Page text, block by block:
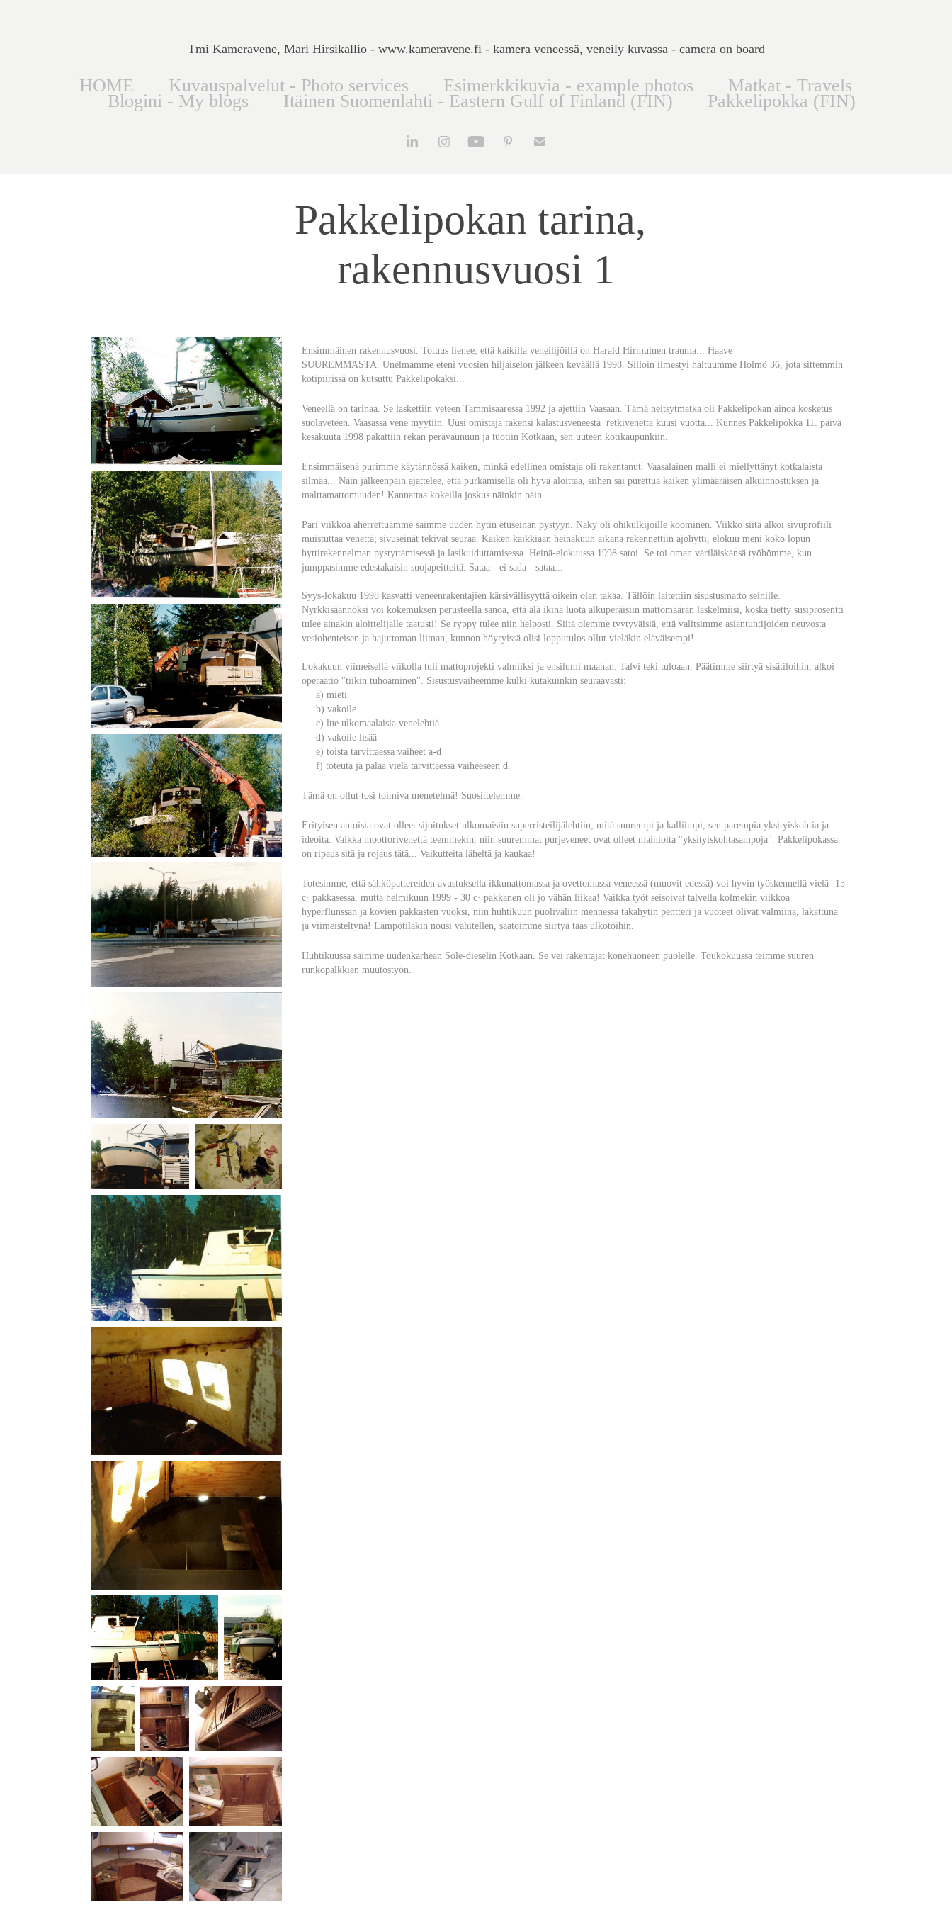
Tmi Kameravene, Mari Hirsikallio - www.kameravene.fi - kamera veneessä, veneily kuvassa - camera on board
HOME Kuvauspalvelut - Photo services Esimerkkikuvia - example photos Matkat - Travels
Blogini - My blogs Itäinen Suomenlahti - Eastern Gulf of Finland (FIN) Pakkelipokka (FIN)
Pakkelipokan tarina,
rakennusvuosi 1
Ensimmäinen rakennusvuosi. Totuus lienee, että kaikilla veneilijöillä on Harald Hirmuinen trauma... Haave
SUUREMMASTA. Unelmamme eteni vuosien hiljaiselon jälkeen keväällä 1998. Silloin ilmestyi haltuumme Holmö 36, jota sittemmin
kotipiirissä on kutsuttu Pakkelipokaksi...
Veneellä on tarinaa. Se laskettiin veteen Tammisaaressa 1992 ja ajettiin Vaasaan. Tämä neitsytmatka oli Pakkelipokan ainoa kosketus
suolaveteen. Vaasassa vene myytiin. Uusi omistaja rakensi kalastusveneestä retkivenettä kuusi vuotta... Kunnes Pakkelipokka 11. päivä
kesäkuuta 1998 pakattiin rekan perävaunuun ja tuotiin Kotkaan, sen uuteen kotikaupunkiin.
Ensimmäisenä purimme käytännössä kaiken, minkä edellinen omistaja oli rakentanut. Vaasalainen malli ei miellyttänyt kotkalaista
silmää... Näin jälkeenpäin ajattelee, että purkamisella oli hyvä aloittaa, siihen sai purettua kaiken ylimääräisen alkuinnostuksen ja
malttamattomuuden! Kannattaa kokeilla joskus näinkin päin.
Pari viikkoa aherrettuamme saimme uuden hytin etuseinän pystyyn. Näky oli ohikulkijoille koominen. Viikko siitä alkoi sivuprofiili
muistuttaa venettä; sivuseinät tekivät seuraa. Kaiken kaikkiaan heinäkuun aikana rakennettiin ajohytti, elokuu meni koko lopun
hyttirakennelman pystyttämisessä ja lasikuiduttamisessa. Heinä-elokuussa 1998 satoi. Se toi oman väriläiskänsä työhömme, kun
jumppasimme edestakaisin suojapeitteitä. Sataa - ei sada - sataa...
Syys-lokakuu 1998 kasvatti veneenrakentajien kärsivällisyyttä oikein olan takaa. Tällöin laitettiin sisustusmatto seinille.
Nyrkkisäännöksi voi kokemuksen perusteella sanoa, että älä ikinä luota alkuperäisiin mattomäärän laskelmiisi, koska tietty susiprosentti
tulee ainakin aloittelijalle taatusti! Se ryppy tulee niin helposti. Siitä olemme tyytyväisiä, että valitsimme asiantuntijoiden neuvosta
vesiohenteisen ja hajuttoman liiman, kunnon höyryissä olisi lopputulos ollut vieläkin eläväisempi!
Lokakuun viimeisellä viikolla tuli mattoprojekti valmiiksi ja ensilumi maahan. Talvi teki tuloaan. Päätimme siirtyä sisätiloihin; alkoi
operaatio "tiikin tuhoaminen". Sisustusvaiheemme kulki kutakuinkin seuraavasti:
a) mieti
b) vakoile
c) lue ulkomaalaisia venelehtiä
d) vakoile lisää
e) toista tarvittaessa vaiheet a-d
f) toteuta ja palaa vielä tarvittaessa vaiheeseen d.
Tämä on ollut tosi toimiva menetelmä! Suosittelemme.
Erityisen antoisia ovat olleet sijoitukset ulkomaisiin superristeilijälehtiin; mitä suurempi ja kalliimpi, sen parempia yksityiskohtia ja
ideoita. Vaikka moottorivenettä teemmekin, niin suuremmat purjeveneet ovat olleet mainioita "yksityiskohtasampoja". Pakkelipokassa
on ripaus sitä ja rojaus tätä... Vaikutteita läheltä ja kaukaa!
Totesimme, että sähköpattereiden avustuksella ikkunattomassa ja ovettomassa veneessä (muovit edessä) voi hyvin työskennellä vielä -15
c· pakkasessa, mutta helmikuun 1999 - 30 c· pakkanen oli jo vähän liikaa! Vaikka työt seisoivat talvella kolmekin viikkoa
hyperflunssan ja kovien pakkasten vuoksi, niin huhtikuun puoliväliin mennessä takahytin pentteri ja vuoteet olivat valmiina, lakattuna
ja viimeisteltynä! Lämpötilakin nousi vähitellen, saatoimme siirtyä taas ulkotöihin.
Huhtikuussa saimme uudenkarhean Sole-dieselin Kotkaan. Se vei rakentajat konehuoneen puolelle. Toukokuussa teimme suuren
runkopalkkien muutostyön.